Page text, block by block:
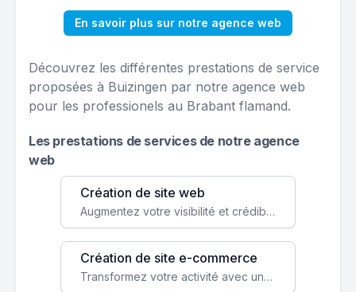
En savoir plus sur notre agence web
Découvrez les différentes prestations de service
proposées à Buizingen par notre agence web
pour les professionels au Brabant flamand.
Les prestations de services de notre agence
web
Création de site web
Augmentez votre visibilité et crédibilité en ligne avec un site web performant, conçu pour attirer plus de clients.
Création de site e-commerce
Transformez votre activité avec une boutique en ligne, accessible à l'échelle mondiale 24/7.